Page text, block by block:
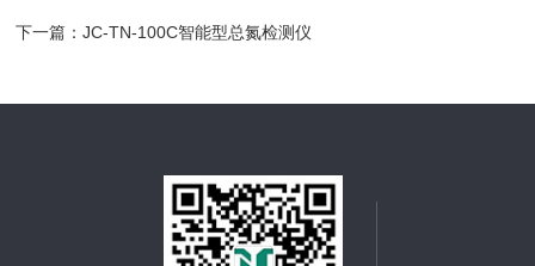
下一篇：JC-TN-100C智能型总氮检测仪